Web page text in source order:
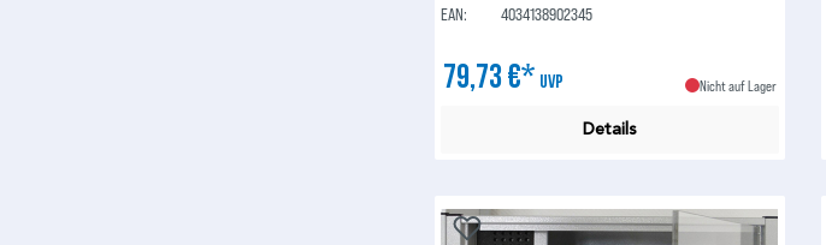
EAN:
4034138902345
79,73 €* UVP Nicht auf Lager
Details